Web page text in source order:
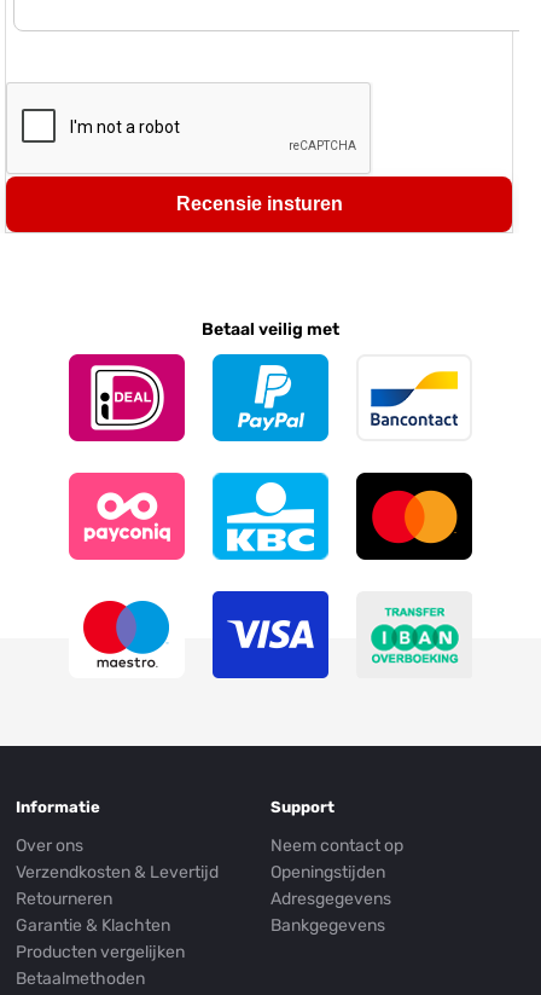
Recensie insturen
Betaal veilig met
Informatie
Over ons
Verzendkosten & Levertijd
Retourneren
Garantie & Klachten
Producten vergelijken
Betaalmethoden
Support
Neem contact op
Openingstijden
Adresgegevens
Bankgegevens